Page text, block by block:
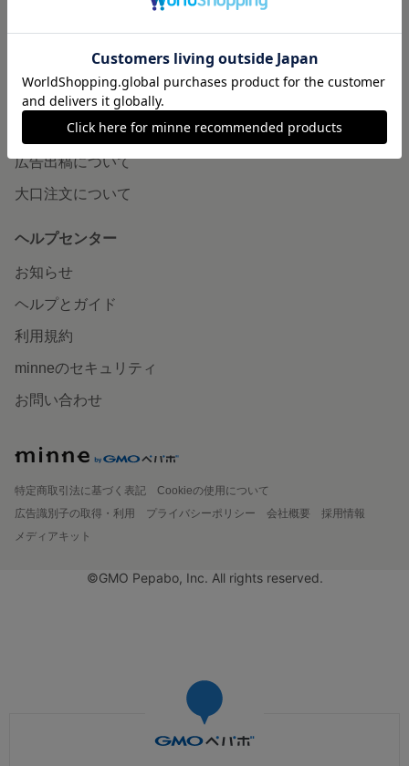
minneの本
企業の方へ
広告出稿について
大口注文について
ヘルプセンター
お知らせ
ヘルプとガイド
利用規約
minneのセキュリティ
お問い合わせ
特定商取引法に基づく表記
Cookieの使用について
広告識別子の取得・利用
プライバシーポリシー 会社概要
採用情報
メディアキット
©GMO Pepabo, Inc. All rights reserved.